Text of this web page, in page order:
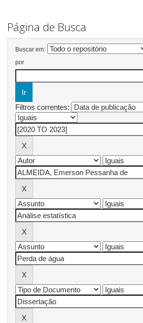
Página de Busca
Buscar em:
por
Filtros correntes: